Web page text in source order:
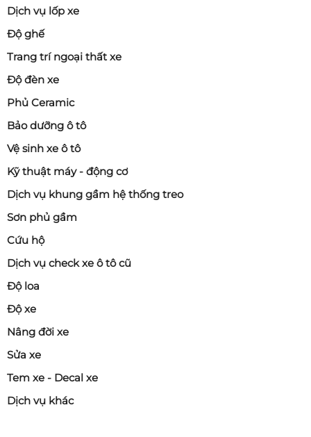
Mâm lớn hơn
Thì cần thay mâm tương thích.
Một số mâm nguyên bản khá nặng, thay mâm nhẹ
5. Giá mâm xe ô tô khoảng bao
nhiêu?
Giá mâm phụ thuộc vào:
Kích thước (15 inch, 16 inch, 17 inch, 18 inch…)
Thương hiệu
Chất liệu
5.1. Mâm thép
1 – 2 triệu đồng / chiếc
Phù hợp xe phổ thông
Dịch vụ lốp xe
Độ ghế
Trang trí ngoại thất xe
Độ đèn xe
Phủ Ceramic
Bảo dưỡng ô tô
Vệ sinh xe ô tô
Kỹ thuật máy - động cơ
Dịch vụ khung gầm hệ thống treo
Sơn phủ gầm
Cứu hộ
Dịch vụ check xe ô tô cũ
Độ loa
Độ xe
Nâng đời xe
Sửa xe
Tem xe - Decal xe
Dịch vụ khác